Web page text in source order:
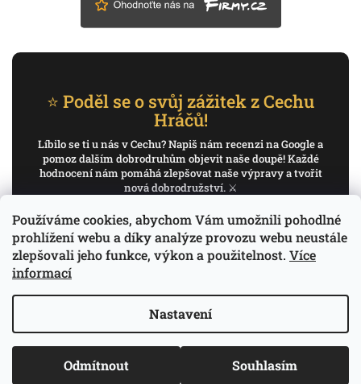
Používáme cookies, abychom Vám umožnili pohodlné
prohlížení webu a díky analýze provozu webu neustále
zlepšovali jeho funkce, výkon a použitelnost. Více
informací
Nastavení
Odmítnout Souhlasím
⭐ Poděl se o svůj zážitek z Cechu
Hráčů!
Líbilo se ti u nás v Cechu? Napiš nám recenzi na Google a
pomoz dalším dobrodruhům objevit naše doupě! Každé
hodnocení nám pomáhá zlepšovat naše výpravy a tvořit
nová dobrodružství. ⚔️
✍️ Napiš recenzi na Google
Děkujeme, že pomáháš psát příběh Cechu Hráčů.
Vytvořil ShoptetCopyright 2026 Cech Hráčů. Všechna práva